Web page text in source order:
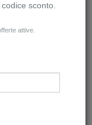
sconto.
attive.